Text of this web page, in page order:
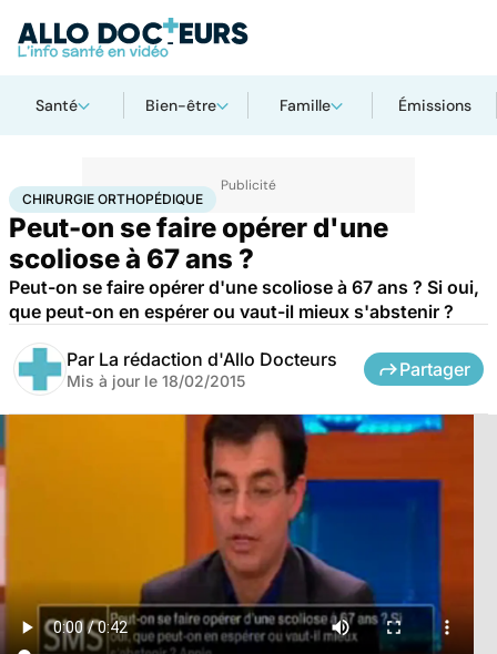
Santé Bien-être Famille Émissions
AccueilSantéMaladiesChirurgie orthopédique
CHIRURGIE ORTHOPÉDIQUE
Peut-on se faire opérer d'une
scoliose à 67 ans ?
Peut-on se faire opérer d'une scoliose à 67 ans ? Si oui,
que peut-on en espérer ou vaut-il mieux s'abstenir ?
Par La rédaction d'Allo Docteurs
Mis à jour le 18/02/2015
Partager